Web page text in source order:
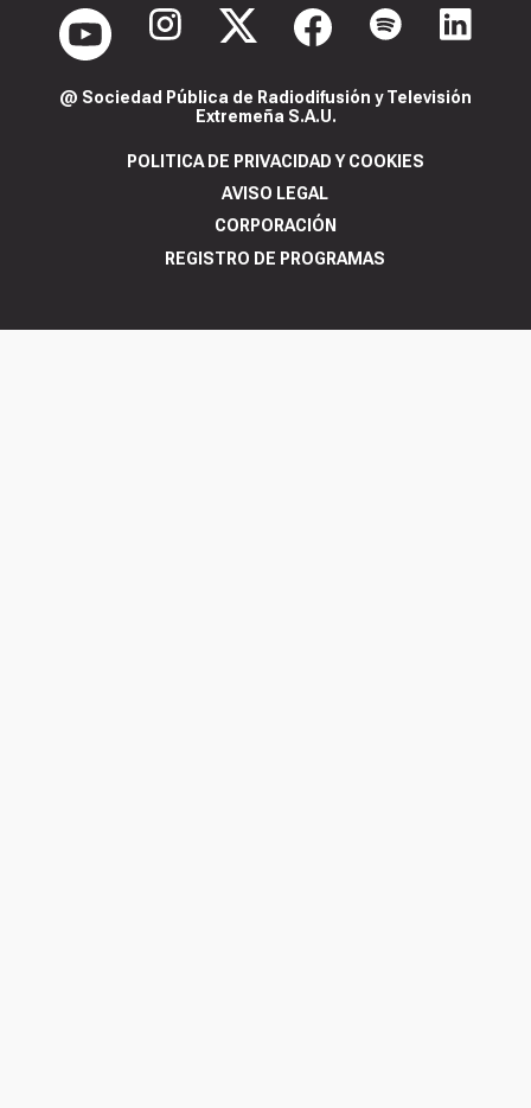
@ Sociedad Pública de Radiodifusión y Televisión
Extremeña S.A.U.
POLITICA DE PRIVACIDAD Y COOKIES
AVISO LEGAL
CORPORACIÓN
REGISTRO DE PROGRAMAS